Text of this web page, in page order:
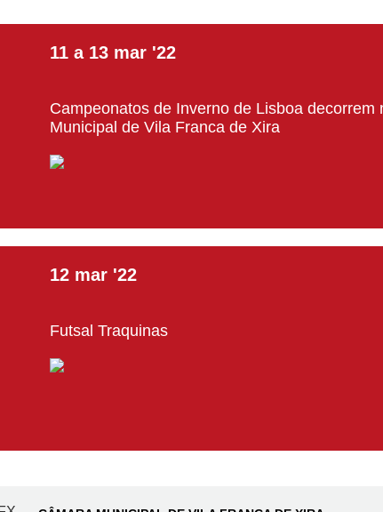
11 a 13 mar '22
Campeonatos de Inverno de Lisboa decorrem
Municipal de Vila Franca de Xira
12 mar '22
Futsal Traquinas